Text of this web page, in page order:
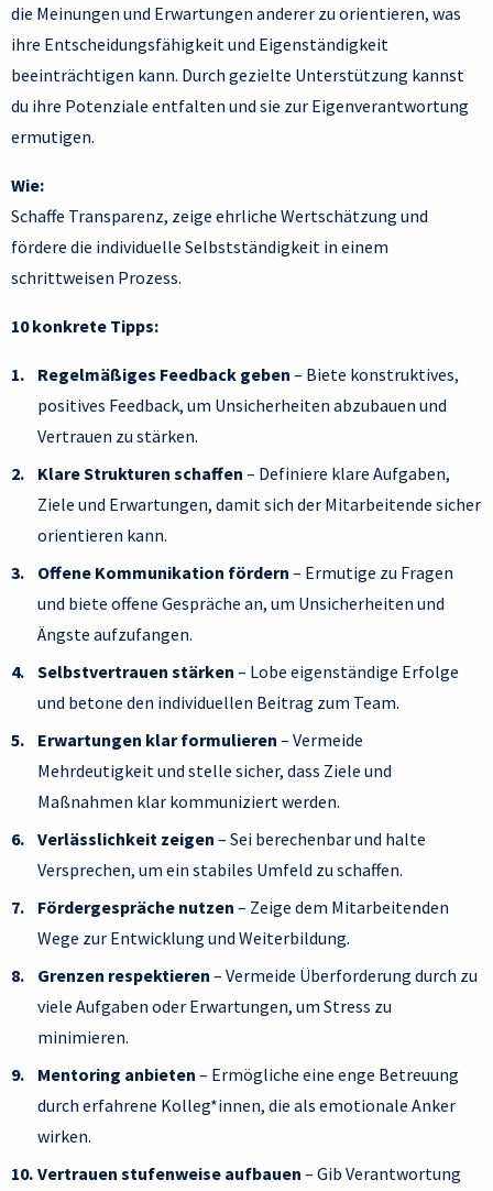
die Meinungen und Erwartungen anderer zu orientieren, was
ihre Entscheidungsfähigkeit und Eigenständigkeit
beeinträchtigen kann. Durch gezielte Unterstützung kannst
du ihre Potenziale entfalten und sie zur Eigenverantwortung
ermutigen.
Wie:
Schaffe Transparenz, zeige ehrliche Wertschätzung und
fördere die individuelle Selbstständigkeit in einem
schrittweisen Prozess.
10 konkrete Tipps:
Regelmäßiges Feedback geben – Biete konstruktives,
positives Feedback, um Unsicherheiten abzubauen und
Vertrauen zu stärken.
Klare Strukturen schaffen – Definiere klare Aufgaben,
Ziele und Erwartungen, damit sich der Mitarbeitende sicher
orientieren kann.
Offene Kommunikation fördern – Ermutige zu Fragen
und biete offene Gespräche an, um Unsicherheiten und
Ängste aufzufangen.
Selbstvertrauen stärken – Lobe eigenständige Erfolge
und betone den individuellen Beitrag zum Team.
Erwartungen klar formulieren – Vermeide
Mehrdeutigkeit und stelle sicher, dass Ziele und
Maßnahmen klar kommuniziert werden.
Verlässlichkeit zeigen – Sei berechenbar und halte
Versprechen, um ein stabiles Umfeld zu schaffen.
Fördergespräche nutzen – Zeige dem Mitarbeitenden
Wege zur Entwicklung und Weiterbildung.
Grenzen respektieren – Vermeide Überforderung durch zu
viele Aufgaben oder Erwartungen, um Stress zu
minimieren.
Mentoring anbieten – Ermögliche eine enge Betreuung
durch erfahrene Kolleg*innen, die als emotionale Anker
wirken.
Vertrauen stufenweise aufbauen – Gib Verantwortung